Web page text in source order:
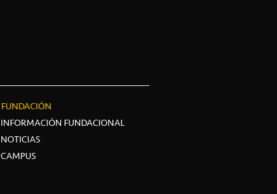
FUNDACIÓN
INFORMACIÓN FUNDACIONAL
NOTICIAS
CAMPUS